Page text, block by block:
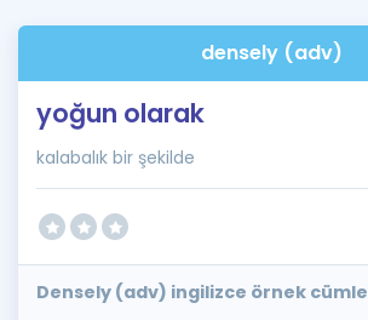
İngilizce Gramer
densely (adv)
yoğun olarak
kalabalık bir şekilde
Densely (adv) ingilizce örnek cümle